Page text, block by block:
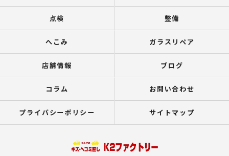
点検 整備
へこみ ガラスリペア
店舗情報 ブログ
コラム お問い合わせ
プライバシーポリシー サイトマップ